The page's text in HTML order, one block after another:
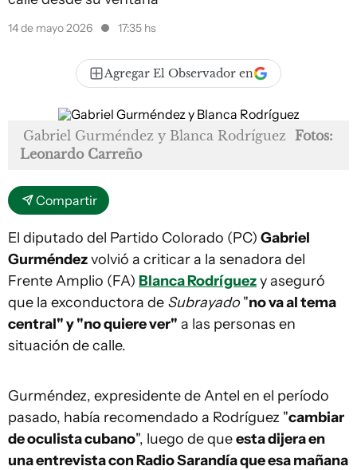
14 de mayo 2026 17:35 hs
Agregar El Observador en
Gabriel Gurméndez y Blanca Rodríguez Fotos:
Leonardo Carreño
Compartir
El diputado del Partido Colorado (PC) Gabriel
Gurméndezvolvió a criticar a la senadora del
Frente Amplio (FA) Blanca Rodríguezy aseguró
que la exconductora de Subrayado "no va al tema
central" y "no quiere ver" a las personas en
situación de calle.
Gurméndez, expresidente de Antel en el período
pasado, había recomendado a Rodríguez "cambiar
de oculista cubano", luego de queesta dijera en
una entrevista con Radio Sarandía que esa mañana